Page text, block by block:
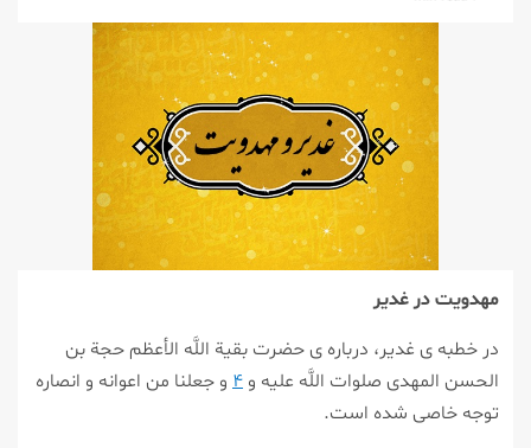
مهدویت در غدیر
در خطبه ى غدير، درباره ى حضرت بقية اللَّه الأعظم حجة بن
الحسن المهدى صلوات اللَّه عليه و ۴ و جعلنا من اعوانه و انصاره
توجه خاصى شده است.